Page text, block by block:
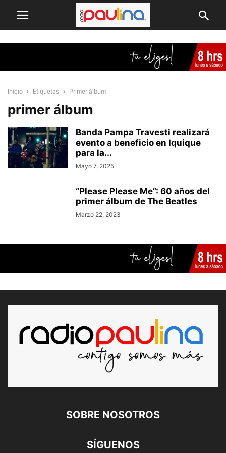
Inicio Etiquetas Primer álbum
primer álbum
Banda Pampa Travesti realizará
evento a beneficio en Iquique
para la...
Mayo 7, 2025
“Please Please Me”: 60 años del
primer álbum de The Beatles
Marzo 22, 2023
SOBRE NOSOTROS
SÍGUENOS